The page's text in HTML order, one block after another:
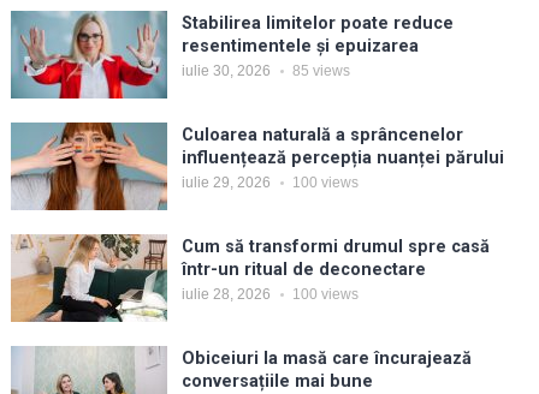
Stabilirea limitelor poate reduce
resentimentele și epuizarea
iulie 30, 2026 85 views
Culoarea naturală a sprâncenelor
influențează percepția nuanței părului
iulie 29, 2026 100 views
Cum să transformi drumul spre casă
într-un ritual de deconectare
iulie 28, 2026 100 views
Obiceiuri la masă care încurajează
conversațiile mai bune